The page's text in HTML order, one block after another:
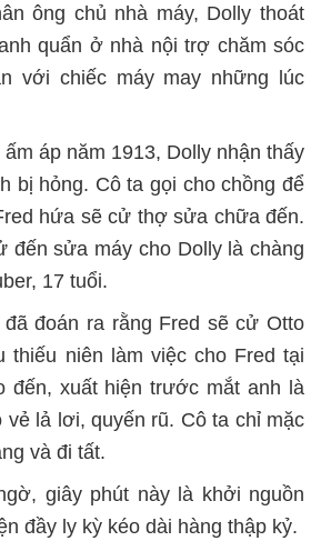
ông chủ nhà máy, Dolly thoát
quẩn ở nhà nội trợ chăm sóc
với chiếc máy may những lúc
áp năm 1913, Dolly nhận thấy
bị hỏng. Cô ta gọi cho chồng để
hứa sẽ cử thợ sửa chữa đến.
sửa máy cho Dolly là chàng
17 tuổi.
đoán ra rằng Fred sẽ cử Otto
thiếu niên làm việc cho Fred tại
đến, xuất hiện trước mắt anh là
vẻ lả lơi, quyến rũ. Cô ta chỉ mặc
và đi tất.
giây phút này là khởi nguồn
đầy ly kỳ kéo dài hàng thập kỷ.